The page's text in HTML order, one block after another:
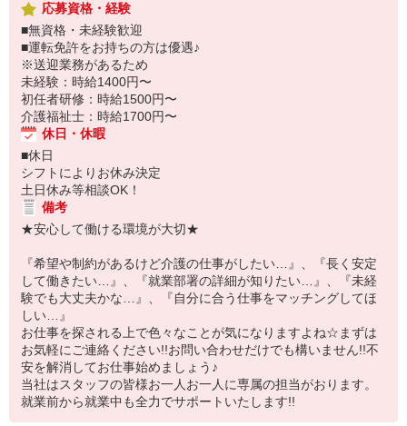
応募資格・経験
■無資格・未経験歓迎
■運転免許をお持ちの方は優遇♪
※送迎業務があるため
未経験：時給1400円〜
初任者研修：時給1500円〜
介護福祉士：時給1700円〜
休日・休暇
■休日
シフトによりお休み決定
土日休み等相談OK！
備考
★安心して働ける環境が大切★
『希望や制約があるけど介護の仕事がしたい…』、『長く安定
して働きたい…』、『就業部署の詳細が知りたい…』、『未経
験でも大丈夫かな…』、『自分に合う仕事をマッチングしてほ
しい…』
お仕事を探される上で色々なことが気になりますよね☆まずは
お気軽にご連絡ください!!お問い合わせだけでも構いません!!不
安を解消してお仕事始めましょう♪
当社はスタッフの皆様お一人お一人に専属の担当がおります。
就業前から就業中も全力でサポートいたします!!